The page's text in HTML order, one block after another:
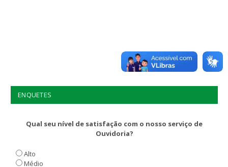
ENQUETES
Qual seu nível de satisfação com o nosso serviço de
Ouvidoria?
Alto
Médio